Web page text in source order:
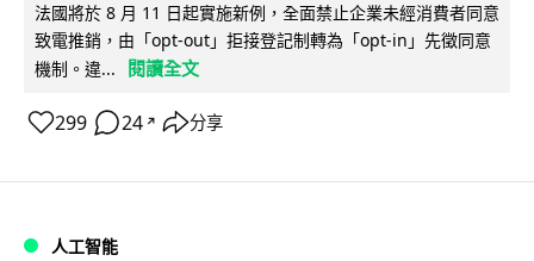
法國將於 8 月 11 日起實施新例，全面禁止企業未經消費者同意
致電推銷，由「opt-out」拒接登記制轉為「opt-in」先徵同意
機制。違...
閱讀全文
299 24 ↗ 分享
人工智能